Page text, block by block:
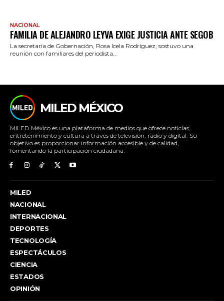
NACIONAL
FAMILIA DE ALEJANDRO LEYVA EXIGE JUSTICIA ANTE SEGOB
La secretaria de Gobernación, Rosa Icela Rodríguez, sostuvo una
reunión con familiares del periodista...
MILED MÉXICO
MILED México es una plataforma de medios que ofrece noticias,
entretenimiento y cultura a través de televisión, radio y digital. Su
objetivo es proporcionar información accesible y de calidad,
fomentando la participación ciudadana.
MILED
NACIONAL
INTERNACIONAL
DEPORTES
TECNOLOGÍA
ESPECTÁCULOS
CIENCIA
ESTADOS
OPINIÓN